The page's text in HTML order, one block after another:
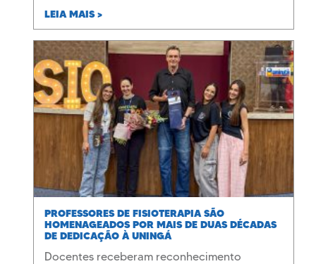
LEIA MAIS >
PROFESSORES DE FISIOTERAPIA SÃO
HOMENAGEADOS POR MAIS DE DUAS DÉCADAS
DE DEDICAÇÃO À UNINGÁ
Docentes receberam reconhecimento